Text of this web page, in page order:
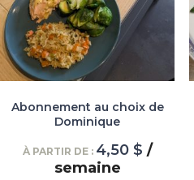
Abonnement au choix de
Dominique
À PARTIR DE : 4,50 $ /
semaine